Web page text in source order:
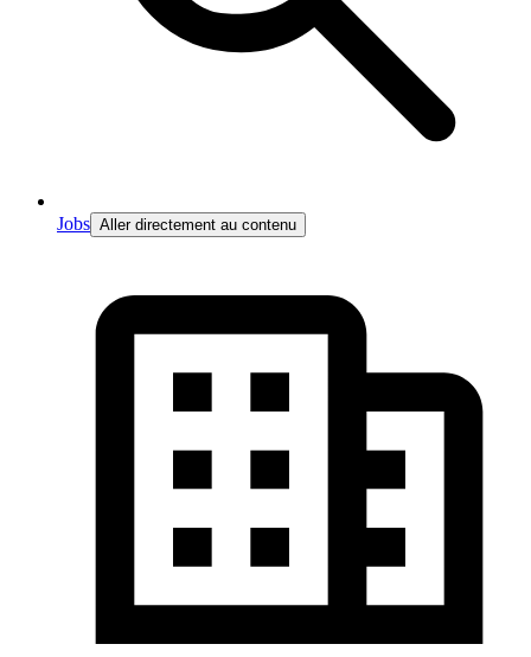
Jobs Aller directement au contenu